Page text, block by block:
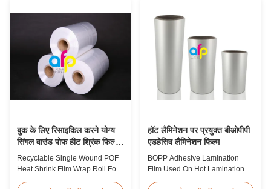
clients since 2008. We produce
high-quality roll laminating film
using 8 high...
Wrap FilmMaterial: PP +
PEShrinkage ratio: over
60%Thickness: 12.5micron ...
बुक के लिए रिसाइकिल करने योग्य
सिंगल वाउंड पोफ हीट श्रिंक फिल्म
रैप रोल
Recyclable Single Wound POF
Heat Shrink Film Wrap Roll For
हॉट लैमिनेशन पर प्रयुक्त बीओपीपी
एडहेसिव लैमिनेशन फिल्म
BOPP Adhesive Lamination
Film Used On Hot Lamination